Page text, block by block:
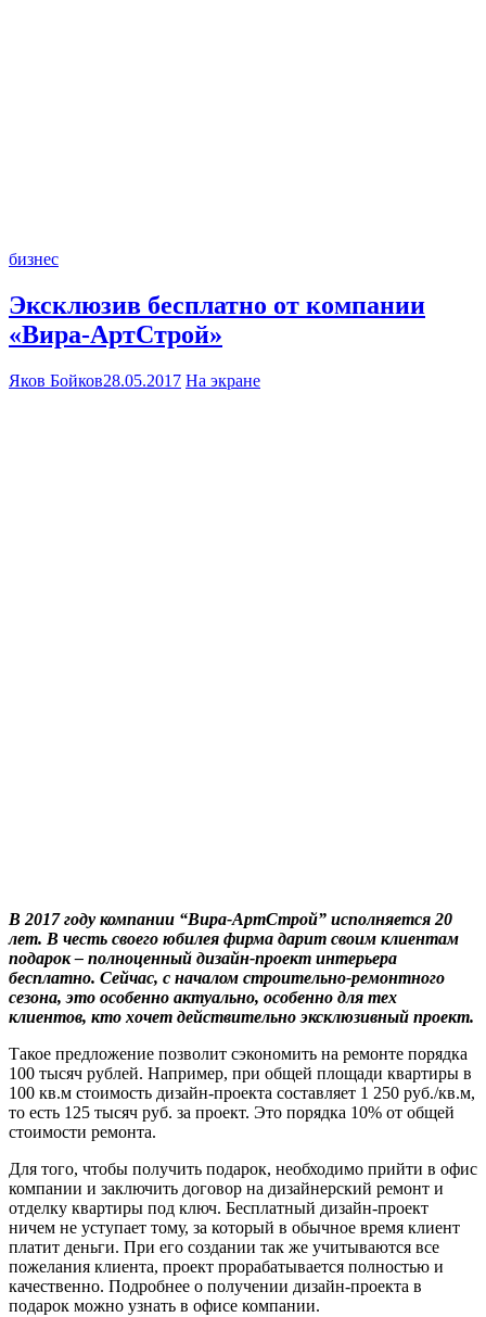
бизнес
Эксклюзив бесплатно от компании
«Вира-АртСтрой»
Яков Бойков28.05.2017 На экране
В 2017 году компании “Вира-АртСтрой” исполняется 20
лет. В честь своего юбилея фирма дарит своим клиентам
подарок – полноценный дизайн-проект интерьера
бесплатно. Сейчас, с началом строительно-ремонтного
сезона, это особенно актуально, особенно для тех
клиентов, кто хочет действительно эксклюзивный проект.
Такое предложение позволит сэкономить на ремонте порядка
100 тысяч рублей. Например, при общей площади квартиры в
100 кв.м стоимость дизайн-проекта составляет 1 250 руб./кв.м,
то есть 125 тысяч руб. за проект. Это порядка 10% от общей
стоимости ремонта.
Для того, чтобы получить подарок, необходимо прийти в офис
компании и заключить договор на дизайнерский ремонт и
отделку квартиры под ключ. Бесплатный дизайн-проект
ничем не уступает тому, за который в обычное время клиент
платит деньги. При его создании так же учитываются все
пожелания клиента, проект прорабатывается полностью и
качественно. Подробнее о получении дизайн-проекта в
подарок можно узнать в офисе компании.